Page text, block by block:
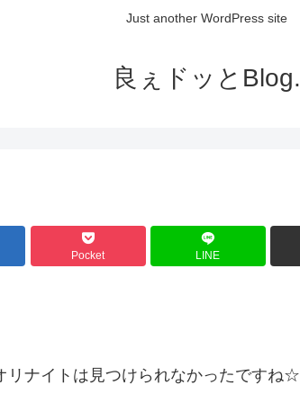
Just another WordPress site
良ぇドッとBlog.
Pocket LINE
リナイトは見つけられなかったですね☆